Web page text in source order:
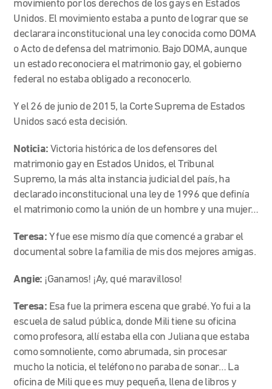
movimiento por los derechos de los gays en Estados
Unidos. El movimiento estaba a punto de lograr que se
declarara inconstitucional una ley conocida como DOMA
o Acto de defensa del matrimonio. Bajo DOMA, aunque
un estado reconociera el matrimonio gay, el gobierno
federal no estaba obligado a reconocerlo.
Y el 26 de junio de 2015, la Corte Suprema de Estados
Unidos sacó esta decisión.
Noticia:Victoria histórica de los defensores del
matrimonio gay en Estados Unidos, el Tribunal
Supremo, la más alta instancia judicial del país, ha
declarado inconstitucional una ley de 1996 que definía
el matrimonio como la unión de un hombre y una mujer…
Teresa: Y fue ese mismo día que comencé a grabar el
documental sobre la familia de mis dos mejores amigas.
Angie: ¡Ganamos! ¡Ay, qué maravilloso!
Teresa: Esa fue la primera escena que grabé. Yo fui a la
escuela de salud pública, donde Mili tiene su oficina
como profesora, allí estaba ella con Juliana que estaba
como somnoliente, como abrumada, sin procesar
mucho la noticia, el teléfono no paraba de sonar… La
oficina de Mili que es muy pequeña, llena de libros y